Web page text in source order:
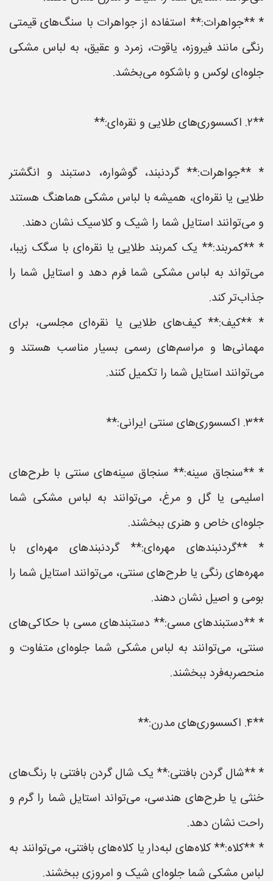
* **جواهرات:** استفاده از جواهرات با سنگ‌های قیمتی
رنگی مانند فیروزه، یاقوت، زمرد و عقیق، به لباس مشکی
جلوه‌ای لوکس و باشکوه می‌بخشد.
**۲. اکسسوری‌های طلایی و نقره‌ای:**
* **جواهرات:** گردنبند، گوشواره، دستبند و انگشتر
طلایی یا نقره‌ای، همیشه با لباس مشکی هماهنگ هستند
و می‌توانند استایل شما را شیک و کلاسیک نشان دهند.
* **کمربند:** یک کمربند طلایی یا نقره‌ای با سگک زیبا،
می‌تواند به لباس مشکی شما فرم دهد و استایل شما را
جذاب‌تر کند.
* **کیف:** کیف‌های طلایی یا نقره‌ای مجلسی، برای
مهمانی‌ها و مراسم‌های رسمی بسیار مناسب هستند و
می‌توانند استایل شما را تکمیل کنند.
**۳. اکسسوری‌های سنتی ایرانی:**
* **سنجاق سینه:** سنجاق سینه‌های سنتی با طرح‌های
اسلیمی یا گل و مرغ، می‌توانند به لباس مشکی شما
جلوه‌ای خاص و هنری ببخشند.
* **گردنبندهای مهره‌ای:** گردنبندهای مهره‌ای با
مهره‌های رنگی یا طرح‌های سنتی، می‌توانند استایل شما را
بومی و اصیل نشان دهند.
* **دستبندهای مسی:** دستبندهای مسی با حکاکی‌های
سنتی، می‌توانند به لباس مشکی شما جلوه‌ای متفاوت و
منحصربه‌فرد ببخشند.
**۴. اکسسوری‌های مدرن:**
* **شال گردن بافتنی:** یک شال گردن بافتنی با رنگ‌های
خنثی یا طرح‌های هندسی، می‌تواند استایل شما را گرم و
راحت نشان دهد.
* **کلاه:** کلاه‌های لبه‌دار یا کلاه‌های بافتنی، می‌توانند به
لباس مشکی شما جلوه‌ای شیک و امروزی ببخشند.